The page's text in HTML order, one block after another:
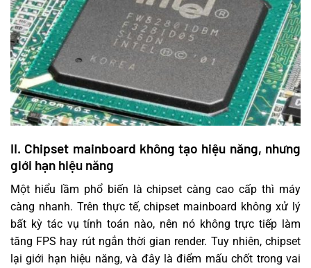
II. Chipset mainboard không tạo hiệu năng, nhưng
giới hạn hiệu năng
Một hiểu lầm phổ biến là chipset càng cao cấp thì máy
càng nhanh. Trên thực tế, chipset mainboard không xử lý
bất kỳ tác vụ tính toán nào, nên nó không trực tiếp làm
tăng FPS hay rút ngắn thời gian render. Tuy nhiên, chipset
lại giới hạn hiệu năng, và đây là điểm mấu chốt trong vai